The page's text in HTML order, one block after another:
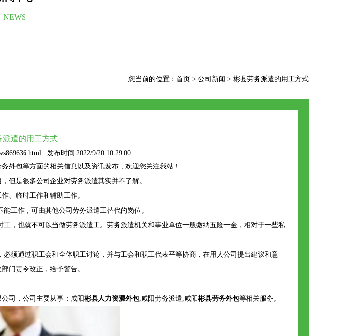
——————
您当前的位置： 首页 > 公司新闻 > 彬县劳务派遣的用工方式
派遣的用工方式
发布时间:2022/9/20 10:29:00
务外包等方面的相关信息以及资讯发布，欢迎您关注我站！
但是很多公司企业对劳务派遣其实并不了解。
、临时工作和辅助工作。
工作，可由其他公司劳务派遣工替代的岗位。
，也就不可以当做劳务派遣工。劳务派遣机关和事业单位一般缴纳五险一金，相对于一些私
须通过职工会和全体职工讨论，并与工会和职工代表平等协商，在用人公司提出建议和意
门责令改正，给予警告。
司，公司主要从事：咸阳彬县人力资源外包,咸阳劳务派遣,咸阳彬县劳务外包等相关服务。